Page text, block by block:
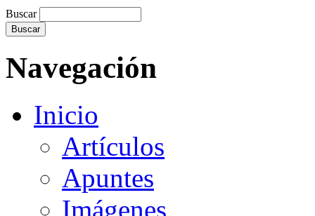
Buscar
Navegación
Inicio
Artículos
Apuntes
Imágenes